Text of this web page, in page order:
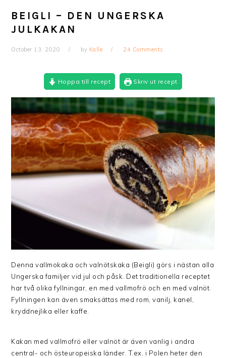
BEIGLI – DEN UNGERSKA
JULKAKAN
October 13, 2020 by Kalle 24 Comments
Hoppa till recept Skriv ut recept
Denna vallmokaka och valnötskaka (Beigli) görs i nästan alla
Ungerska familjer vid jul och påsk. Det traditionella receptet
har två olika fyllningar, en med vallmofrö och en med valnöt.
Fyllningen kan även smaksättas med rom, vanilj, kanel,
kryddnejlika eller kaffe.
Kakan med vallmofrö eller valnöt är även vanlig i andra
central- och östeuropeiska länder. T.ex. i Polen heter den